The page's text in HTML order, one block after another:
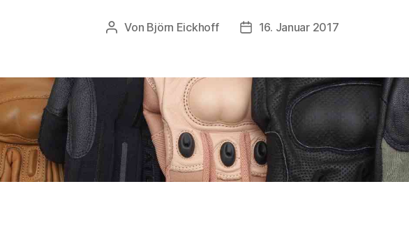
Beitragsautor
Von Björn Eickhoff Veröffentlichungsdatum
16. Januar 2017